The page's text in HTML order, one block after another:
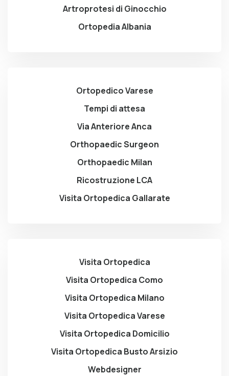
Artroprotesi di Ginocchio
Ortopedia Albania
Ortopedico Varese
Tempi di attesa
Via Anteriore Anca
Orthopaedic Surgeon
Orthopaedic Milan
Ricostruzione LCA
Visita Ortopedica Gallarate
Visita Ortopedica
Visita Ortopedica Como
Visita Ortopedica Milano
Visita Ortopedica Varese
Visita Ortopedica Domicilio
Visita Ortopedica Busto Arsizio
Webdesigner